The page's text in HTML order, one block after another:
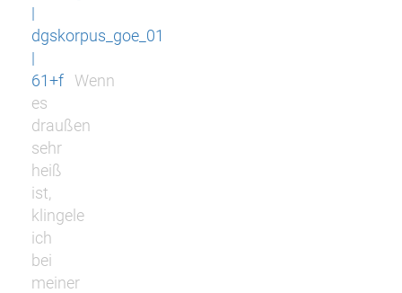
|
dgskorpus_goe_01
|
61+f
Wenn
es
draußen
sehr
heiß
ist,
klingele
ich
bei
meiner